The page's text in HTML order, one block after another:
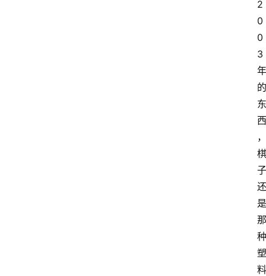
2
0
0
3
年
的
东
西
，
棋
子
还
是
那
种
塑
料